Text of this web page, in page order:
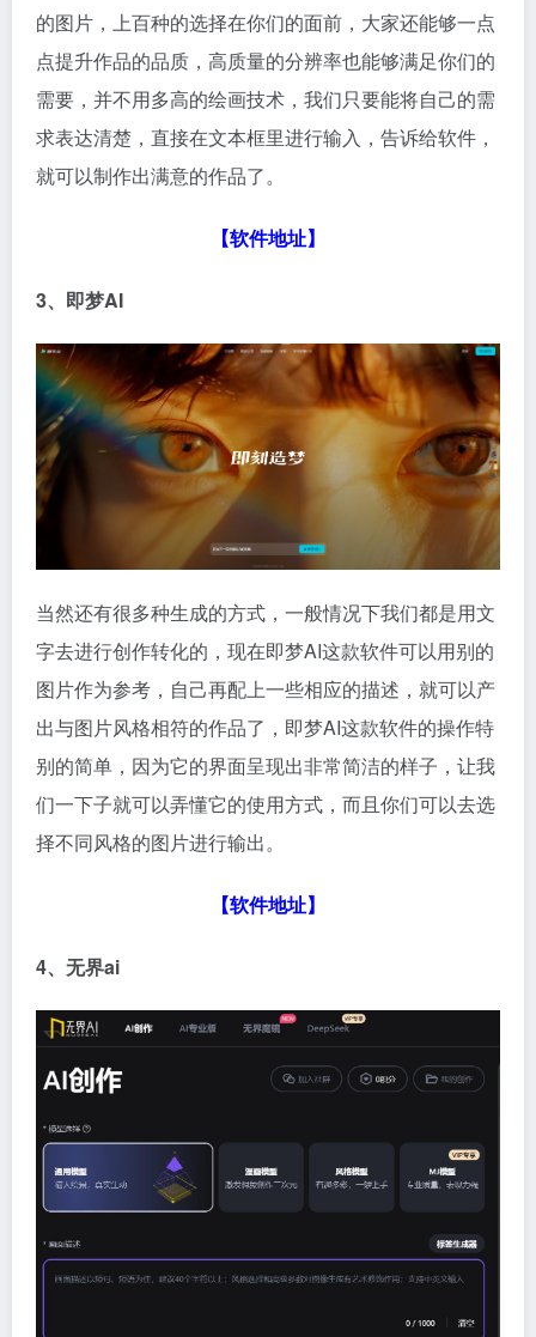
的图片，上百种的选择在你们的面前，大家还能够一点
点提升作品的品质，高质量的分辨率也能够满足你们的
需要，并不用多高的绘画技术，我们只要能将自己的需
求表达清楚，直接在文本框里进行输入，告诉给软件，
就可以制作出满意的作品了。
【软件地址】
3、即梦AI
当然还有很多种生成的方式，一般情况下我们都是用文
字去进行创作转化的，现在即梦AI这款软件可以用别的
图片作为参考，自己再配上一些相应的描述，就可以产
出与图片风格相符的作品了，即梦AI这款软件的操作特
别的简单，因为它的界面呈现出非常简洁的样子，让我
们一下子就可以弄懂它的使用方式，而且你们可以去选
择不同风格的图片进行输出。
【软件地址】
4、无界ai